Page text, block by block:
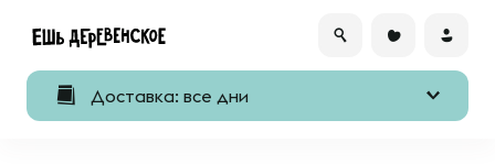
Доставка: все дни